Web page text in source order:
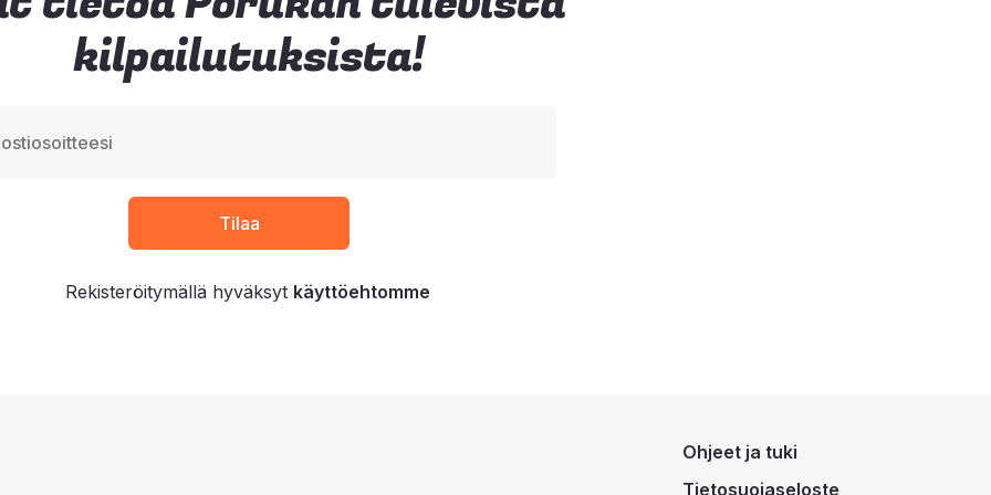
kilpailutuksista!
Rekisteröitymällä hyväksyt käyttöehtomme
Ohjeet ja tuki
Tietosuojaseloste